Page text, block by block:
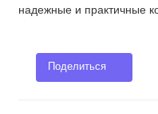
надежные и практичные
Поделиться